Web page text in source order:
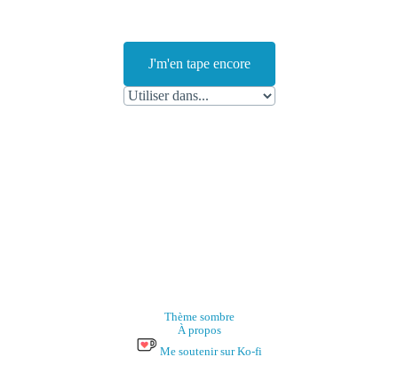
J'm'en tape encore
Thème sombre
À propos
Me soutenir sur Ko-fi